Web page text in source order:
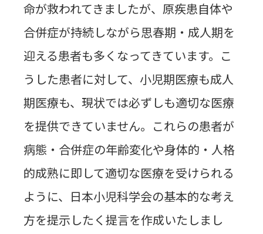
命が救われてきましたが、原疾患自体や
合併症が持続しながら思春期・成人期を
迎える患者も多くなってきています。こ
うした患者に対して、小児期医療も成人
期医療も、現状では必ずしも適切な医療
を提供できていません。これらの患者が
病態・合併症の年齢変化や身体的・人格
的成熟に即して適切な医療を受けられる
ように、日本小児科学会の基本的な考え
方を提示したく提言を作成いたしまし